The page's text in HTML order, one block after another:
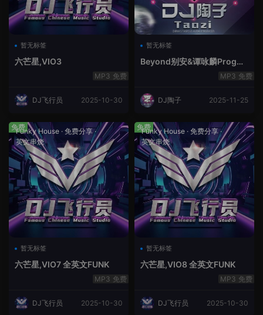
暂无标签
六芒星,VIO3
免费
DJ飞行员 2025-10-30
暂无标签
Beyond别安&谭咏麟ProgHo
免费
DJ陶子 2025-11-25
Funky House · 免费分享·
英文串烧
暂无标签
六芒星,VIO7 全英文FUNK
免费
DJ飞行员 2025-10-30
免费 Funky House · 免费分享·
英文串烧
暂无标签
六芒星,VIO8 全英文FUNK
免费
DJ飞行员 2025-10-30
免费